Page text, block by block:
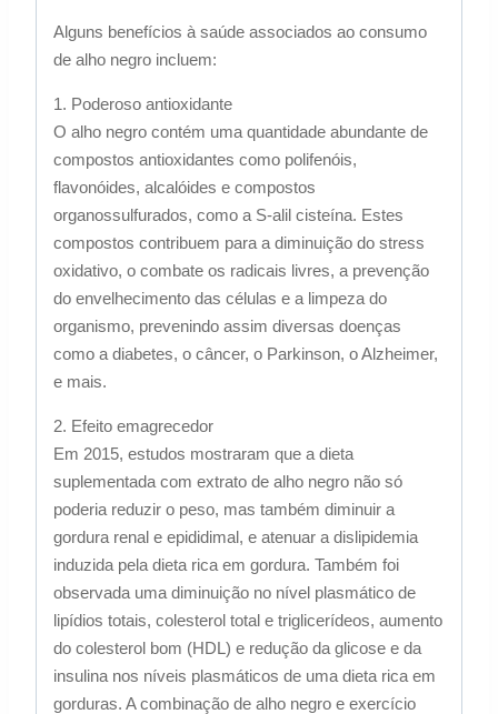
Alguns benefícios à saúde associados ao consumo
de alho negro incluem:
1. Poderoso antioxidante
O alho negro contém uma quantidade abundante de
compostos antioxidantes como polifenóis,
flavonóides, alcalóides e compostos
organossulfurados, como a S-alil cisteína. Estes
compostos contribuem para a diminuição do stress
oxidativo, o combate os radicais livres, a prevenção
do envelhecimento das células e a limpeza do
organismo, prevenindo assim diversas doenças
como a diabetes, o câncer, o Parkinson, o Alzheimer,
e mais.
2. Efeito emagrecedor
Em 2015, estudos mostraram que a dieta
suplementada com extrato de alho negro não só
poderia reduzir o peso, mas também diminuir a
gordura renal e epididimal, e atenuar a dislipidemia
induzida pela dieta rica em gordura. Também foi
observada uma diminuição no nível plasmático de
lipídios totais, colesterol total e triglicerídeos, aumento
do colesterol bom (HDL) e redução da glicose e da
insulina nos níveis plasmáticos de uma dieta rica em
gorduras. A combinação de alho negro e exercício